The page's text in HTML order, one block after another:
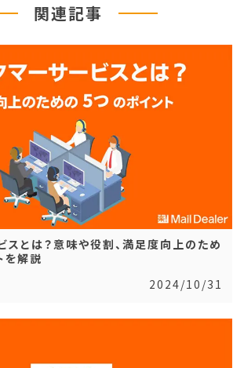
関連記事
スとは？意味や役割、満足度向上のため
を解説
2024/10/31